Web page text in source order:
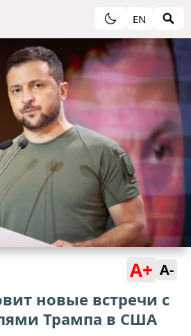
EN
A+ A-
новые встречи с
Трампа в США